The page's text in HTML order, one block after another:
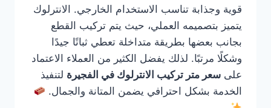
قوية وجذابة تناسب الاستخدام الخارجي. الانترلوك
يتميز بتصميمه العملي، حيث يتم تركيب القطع
بجانب بعضها بطريقة متداخلة تعطي ثباتًا جيدًا
وشكلًا مرتبًا. لذلك يفضل الكثير من العملاء الاعتماد
على سعر متر تركيب الانترلوك في الفجيرة لتنفيذ
الخدمة بشكل احترافي يضمن المتانة والجمال.